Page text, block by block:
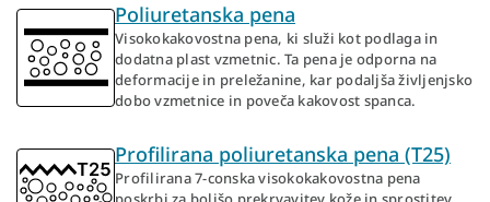
Poliuretanska pena
Visokokakovostna pena, ki služi kot podlaga in
dodatna plast vzmetnic. Ta pena je odporna na
deformacije in preležanine, kar podaljša življenjsko
dobo vzmetnice in poveča kakovost spanca.
Profilirana poliuretanska pena (T25)
Profilirana 7-conska visokokakovostna pena